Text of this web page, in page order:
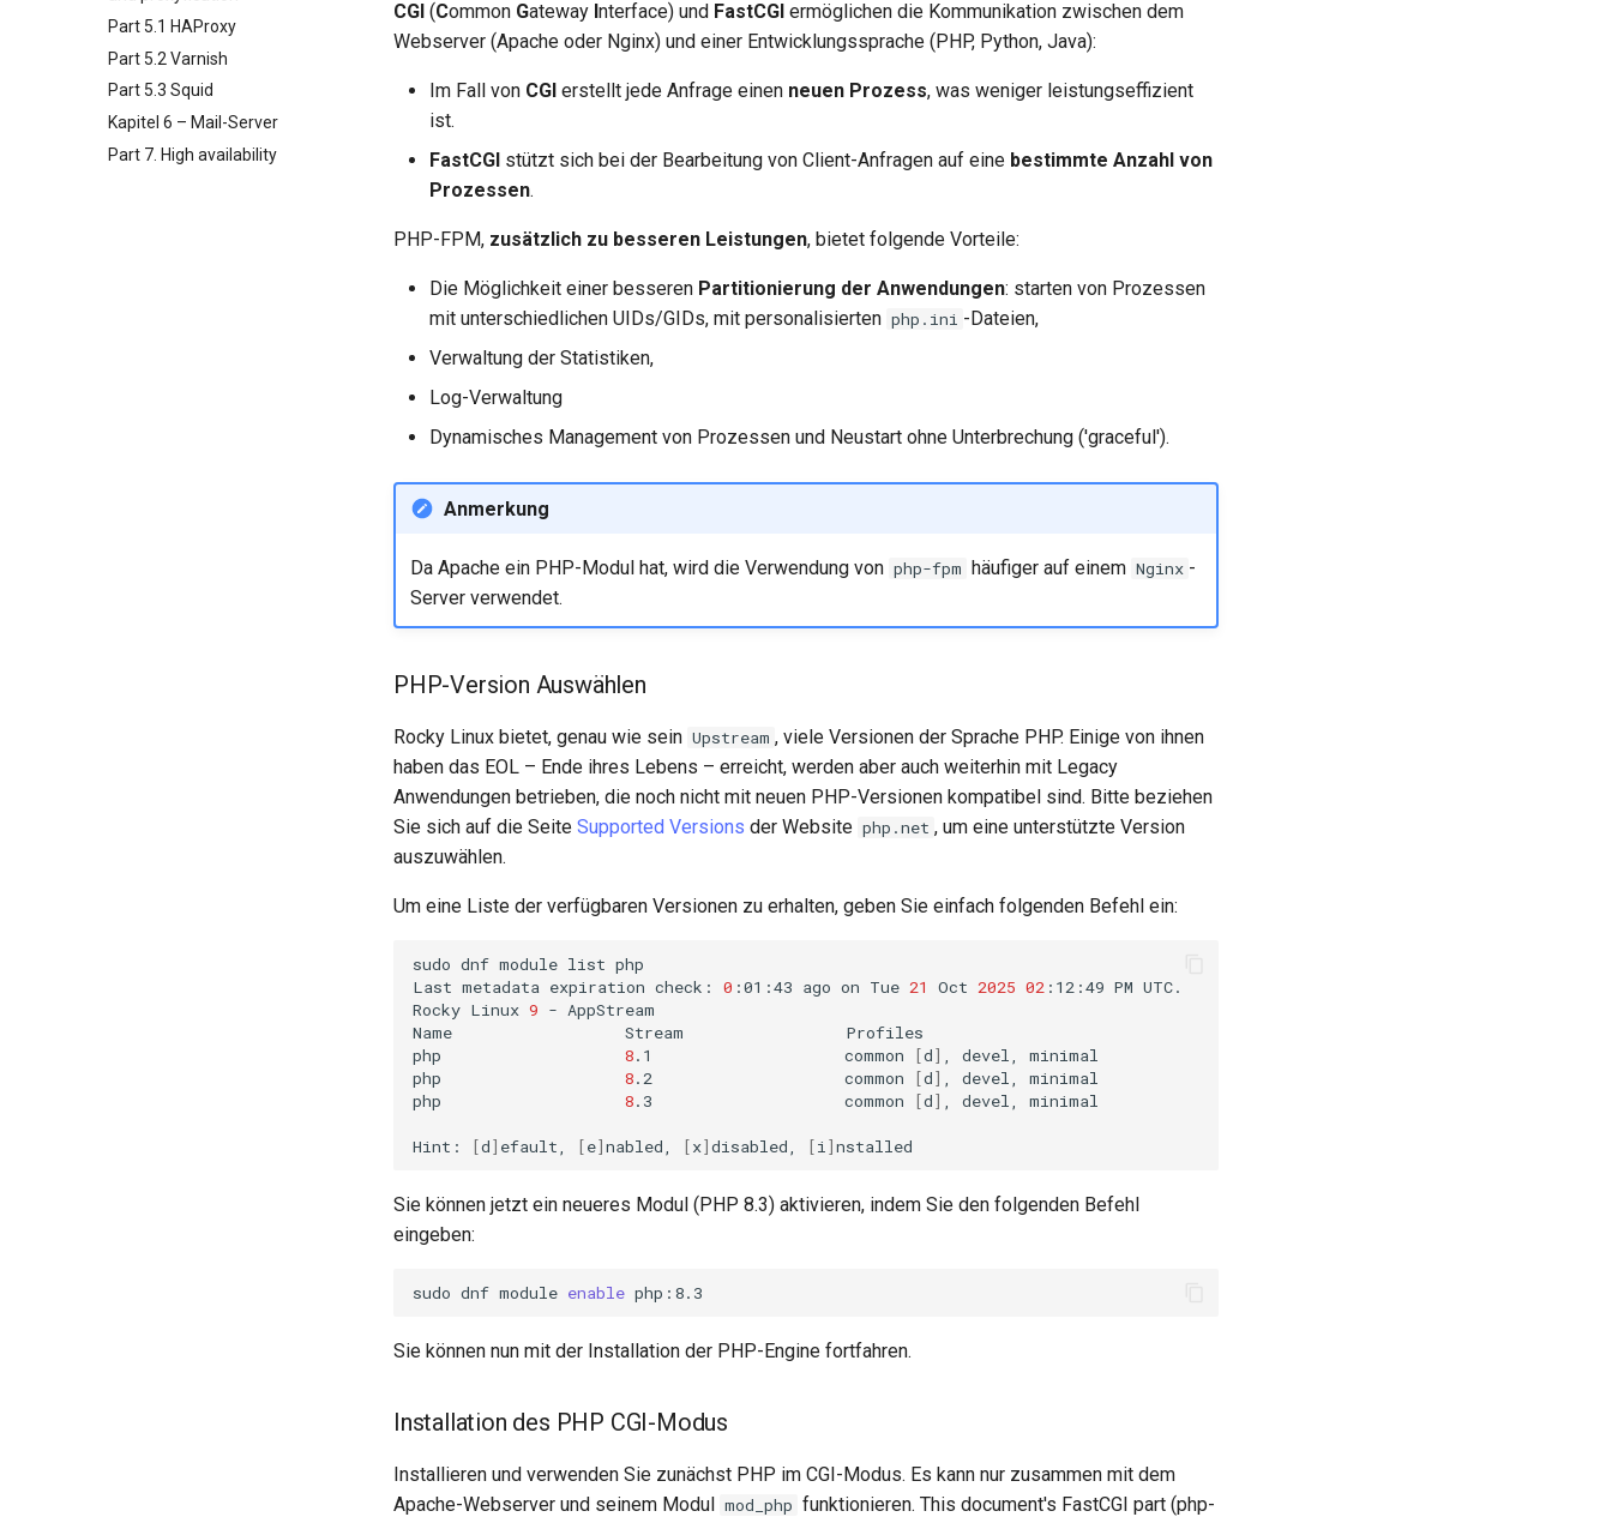
Part 5.1 HAProxy
Part 5.2 Varnish
Part 5.3 Squid
Kapitel 6 – Mail-Server
Part 7. High availability
CGI (Common Gateway Interface) und FastCGI ermöglichen die Kommunikation zwischen dem
Webserver (Apache oder Nginx) und einer Entwicklungssprache (PHP, Python, Java):
Im Fall von CGI erstellt jede Anfrage einen neuen Prozess, was weniger leistungseffizient
ist.
FastCGI stützt sich bei der Bearbeitung von Client-Anfragen auf eine bestimmte Anzahl von
Prozessen.
PHP-FPM, zusätzlich zu besseren Leistungen, bietet folgende Vorteile:
Die Möglichkeit einer besseren Partitionierung der Anwendungen: starten von Prozessen
mit unterschiedlichen UIDs/GIDs, mit personalisierten php.ini -Dateien,
Verwaltung der Statistiken,
Log-Verwaltung
Dynamisches Management von Prozessen und Neustart ohne Unterbrechung ('graceful').
Anmerkung
Da Apache ein PHP-Modul hat, wird die Verwendung von php-fpm häufiger auf einem Nginx -
Server verwendet.
PHP-Version Auswählen
Rocky Linux bietet, genau wie sein Upstream , viele Versionen der Sprache PHP. Einige von ihnen
haben das EOL – Ende ihres Lebens – erreicht, werden aber auch weiterhin mit Legacy
Anwendungen betrieben, die noch nicht mit neuen PHP-Versionen kompatibel sind. Bitte beziehen
Sie sich auf die Seite Supported Versions der Website php.net , um eine unterstützte Version
auszuwählen.
Um eine Liste der verfügbaren Versionen zu erhalten, geben Sie einfach folgenden Befehl ein:
sudo dnf module list php
Last metadata expiration check: 0 :01:43 ago on Tue 21 Oct 2025 02 :12:49 PM UTC.
Rocky Linux 9 - AppStream
Name
Stream Profiles
php
8.1 common [d] devel, minimal
php
8.2 common [d] devel, minimal
php
8.3 common [d] devel, minimal
Hint: [d] efault, [e]nabled, [x]disabled, [i ]
Sie können jetzt ein neueres Modul (PHP 8.3) aktivieren, indem Sie den folgenden Befehl
eingeben:
sudo dnf module enable
Sie können nun mit der Installation der PHP-Engine fortfahren.
Installation des PHP CGI-Modus
Installieren und verwenden Sie zunächst PHP im CGI-Modus. Es kann nur zusammen mit dem
Apache-Webserver und seinem Modul mod_php funktionieren. This document's FastCGI part (php-